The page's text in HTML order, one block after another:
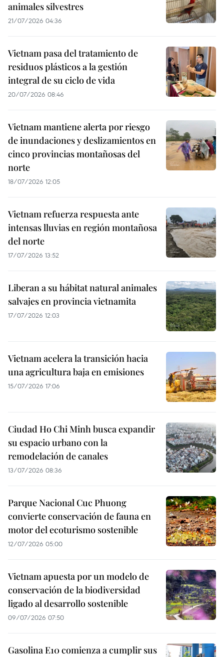
animales silvestres
21/07/2026 04:36
Vietnam pasa del tratamiento de
residuos plásticos a la gestión
integral de su ciclo de vida
20/07/2026 08:46
Vietnam mantiene alerta por riesgo
de inundaciones y deslizamientos en
cinco provincias montañosas del
norte
18/07/2026 12:05
Vietnam refuerza respuesta ante
intensas lluvias en región montañosa
del norte
17/07/2026 13:52
Liberan a su hábitat natural animales
salvajes en provincia vietnamita
17/07/2026 12:03
Vietnam acelera la transición hacia
una agricultura baja en emisiones
15/07/2026 17:06
Ciudad Ho Chi Minh busca expandir
su espacio urbano con la
remodelación de canales
13/07/2026 08:36
Parque Nacional Cuc Phuong
convierte conservación de fauna en
motor del ecoturismo sostenible
12/07/2026 05:00
Vietnam apuesta por un modelo de
conservación de la biodiversidad
ligado al desarrollo sostenible
09/07/2026 07:50
Gasolina E10 comienza a cumplir sus